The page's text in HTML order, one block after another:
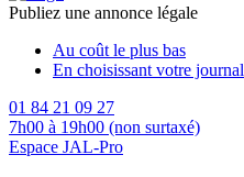
Publiez une annonce légale
Au coût le plus bas
En choisissant votre journal
01 84 21 09 27
7h00 à 19h00 (non surtaxé)
Espace JAL-Pro